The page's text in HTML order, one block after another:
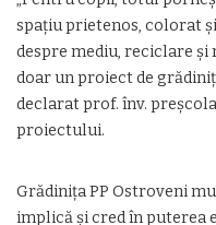
spațiu prietenos, colorat
despre mediu, reciclare și
doar un proiect de
declarat prof. înv.
proiectului.
Grădinița PP Ostroveni
implică și cred în puterea